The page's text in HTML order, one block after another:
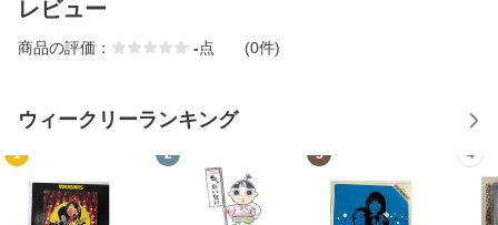
レビュー
商品の評価： -点 (0件)
ウィークリーランキング
1 2 3 4